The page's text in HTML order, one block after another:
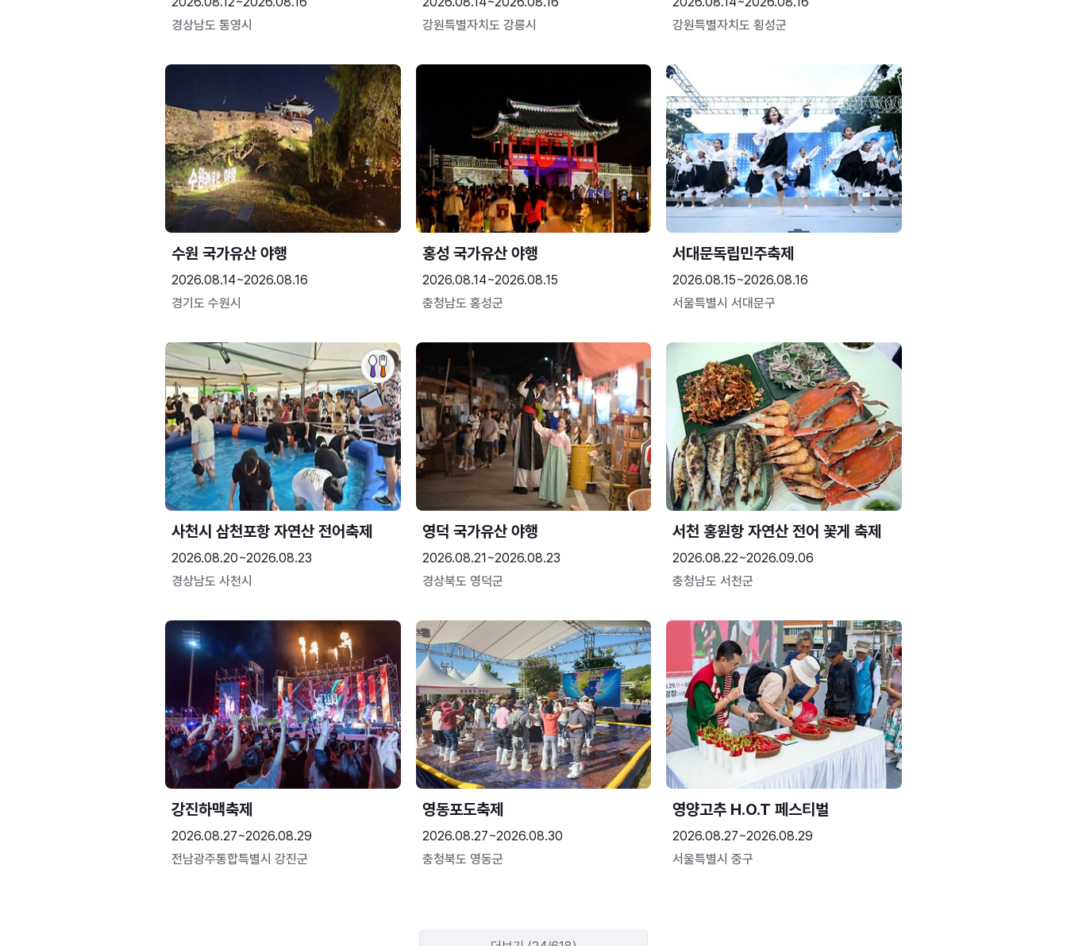
경상남도 통영시
강원특별자치도 강릉시
강원특별자치도 횡성군
수원 국가유산 야행
2026.08.14~2026.08.16
경기도 수원시
홍성 국가유산 야행
2026.08.14~2026.08.15
충청남도 홍성군
서대문독립민주축제
2026.08.15~2026.08.16
서울특별시 서대문구
사천시 삼천포항 자연산 전어축제
2026.08.20~2026.08.23
경상남도 사천시
영덕 국가유산 야행
2026.08.21~2026.08.23
경상북도 영덕군
서천 홍원항 자연산 전어 꽃게 축제
2026.08.22~2026.09.06
충청남도 서천군
강진하맥축제
2026.08.27~2026.08.29
전남광주통합특별시 강진군
영동포도축제
2026.08.27~2026.08.30
충청북도 영동군
영양고추 H.O.T 페스티벌
2026.08.27~2026.08.29
서울특별시 중구